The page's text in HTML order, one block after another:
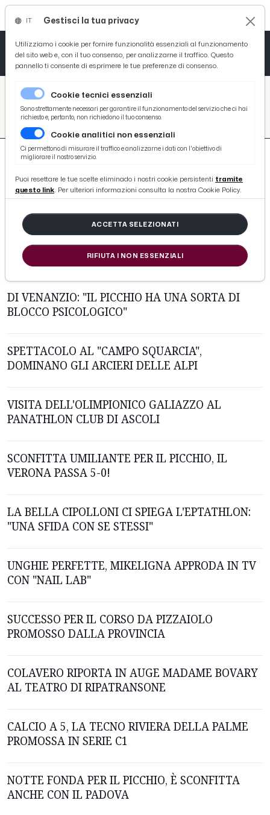
/ Picenotime
/ search
/
ASCOLANO SFASCIA AUTO CON MACHETE SUL
PONTE DI PORTA MAGGIORE
DI VENANZIO: "IL PICCHIO HA UNA SORTA DI
BLOCCO PSICOLOGICO"
SPETTACOLO AL "CAMPO SQUARCIA",
DOMINANO GLI ARCIERI DELLE ALPI
VISITA DELL'OLIMPIONICO GALIAZZO AL
PANATHLON CLUB DI ASCOLI
SCONFITTA UMILIANTE PER IL PICCHIO, IL
VERONA PASSA 5-0!
LA BELLA CIPOLLONI CI SPIEGA L'EPTATHLON:
"UNA SFIDA CON SE STESSI"
UNGHIE PERFETTE, MIKELIGNA APPRODA IN TV
CON "NAIL LAB"
SUCCESSO PER IL CORSO DA PIZZAIOLO
PROMOSSO DALLA PROVINCIA
COLAVERO RIPORTA IN AUGE MADAME BOVARY
AL TEATRO DI RIPATRANSONE
CALCIO A 5, LA TECNO RIVIERA DELLA PALME
PROMOSSA IN SERIE C1
NOTTE FONDA PER IL PICCHIO, È SCONFITTA
ANCHE CON IL PADOVA
Gestisci la tua privacy
Utilizziamo i cookie per fornire funzionalità essenziali al funzionamento
del sito web e, con il tuo consenso, per analizzarne il traffico. Questo
pannello ti consente di esprimere le tue preferenze di consenso.
Cookie tecnici essenziali
Sono strettamente necessari per garantire il funzionamento del servizio che ci hai
richiesto e, pertanto, non richiedono il tuo consenso.
Cookie analitici non essenziali
Ci permettono di misurare il traffico e analizzarne i dati con l'obiettivo di
migliorare il nostro servizio.
Puoi resettare le tue scelte eliminado i nostri cookie persistenti tramite
questo link. Per ulteriori informazioni consulta la nostra Cookie Policy.
ACCETTA SELEZIONATI
RIFIUTA I NON ESSENZIALI
Tutto News
Tutto Sport
Basket
Ciclismo
Tutto Curiosità